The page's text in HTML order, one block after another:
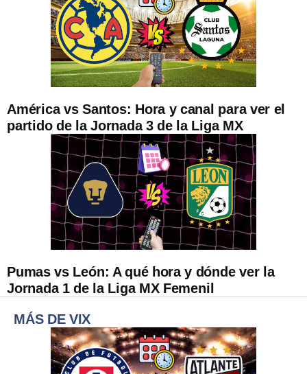
América vs Santos: Hora y canal para ver el
partido de la Jornada 3 de la Liga MX
Pumas vs León: A qué hora y dónde ver la
Jornada 1 de la Liga MX Femenil
MÁS DE VIX